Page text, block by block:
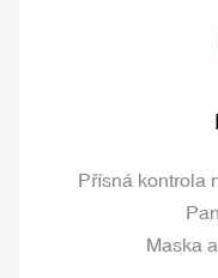
Přísná kontrola
Maska